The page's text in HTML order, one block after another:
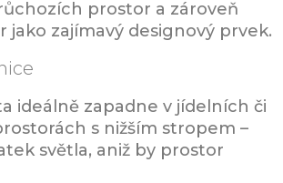
prostor a zároveň
jako zajímavý designový prvek.
ideálně zapadne v jídelních či
s nižším stropem –
světla, aniž by prostor